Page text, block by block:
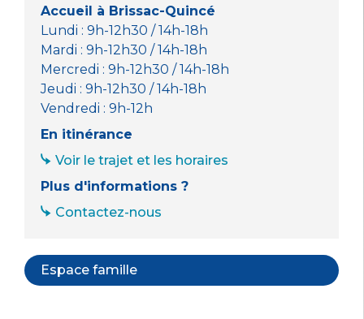
Accueil à Brissac-Quincé
Lundi : 9h-12h30 / 14h-18h
Mardi : 9h-12h30 / 14h-18h
Mercredi : 9h-12h30 / 14h-18h
Jeudi : 9h-12h30 / 14h-18h
Vendredi : 9h-12h
En itinérance
Voir le trajet et les horaires
Plus d'informations ?
Contactez-nous
Espace famille